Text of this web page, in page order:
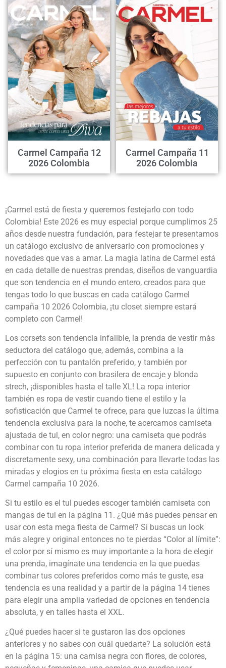
Carmel Campaña 12
2026 Colombia
Carmel Campaña 11
2026 Colombia
¡Carmel está de fiesta y queremos festejarlo con todo
Colombia! Este 2026 es muy especial porque cumplimos 25
años desde nuestra fundación, para festejar te presentamos
un catálogo exclusivo de aniversario con promociones y
novedades que vas a amar. La magia latina de Carmel está
en cada detalle de nuestras prendas, diseños de vanguardia
que son tendencia en el mundo entero, creados para que
tengas todo lo que buscas en cada catálogo Carmel
campaña 10 2026 Colombia, ¡tu closet siempre estará
completo con Carmel!
Los corsets son tendencia infalible, la prenda de vestir más
seductora del catálogo que, además, combina a la
perfección con tu pantalón preferido, y también por
supuesto en conjunto con brasilera de encaje y blonda
strech, ¡disponibles hasta el talle XL! La ropa interior
también es ropa de vestir cuando tiene el estilo y la
sofisticación que Carmel te ofrece, para que luzcas la última
tendencia exclusiva para la noche, te acercamos camiseta
ajustada de tul, en color negro: una camiseta que podrás
combinar con tu ropa interior preferida de manera delicada y
discretamente sexy, una combinación para llevarte todas las
miradas y elogios en tu próxima fiesta en esta catálogo
Carmel campaña 10 2026.
Si tu estilo es el tul puedes escoger también camiseta con
mangas de tul en la página 11. ¿Qué más puedes pensar en
usar con esta mega fiesta de Carmel? Si buscas un look
más alegre y original entonces no te pierdas “Color al límite”:
el color por sí mismo es muy importante a la hora de elegir
una prenda, imagínate una tendencia en la que puedas
combinar tus colores preferidos como más te guste, esa
tendencia es una realidad y a partir de la página 14 tienes
para elegir una amplia variedad de opciones en tendencia
absoluta, y en talles hasta el XXL.
¿Qué puedes hacer si te gustaron las dos opciones
anteriores y no sabes con cuál quedarte? La solución está
en la página 15: una camisa negra con flores, de colores,